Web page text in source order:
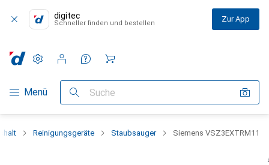
digitec
Schneller finden und bestellen Zur App
Navigation nach Kategorien
Menü Suche
Einstellungen
Kundenkonto
Vergleichslisten
Merklisten
Warenkorb
Reinigungsgeräte Staubsauger Siemens VSZ3EXTRM11